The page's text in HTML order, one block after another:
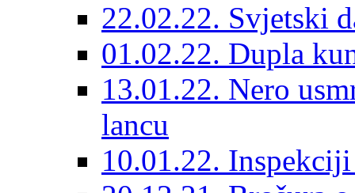
22.02.22. Svjetski
01.02.22. Dupla
13.01.22. Nero
lancu
10.01.22.